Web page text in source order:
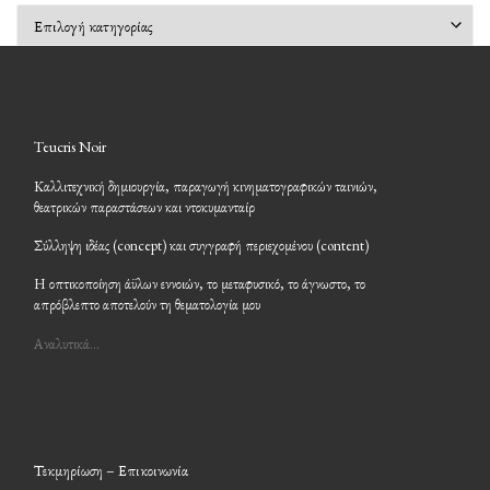
Teucris Noir
Καλλιτεχνική δημιουργία, παραγωγή κινηματογραφικών ταινιών,
θεατρικών παραστάσεων και ντοκυμανταίρ
Σύλληψη ιδέας (concept) και συγγραφή περιεχομένου (content)
Η οπτικοποίηση άϋλων εννοιών, το μεταφυσικό, το άγνωστο, το
απρόβλεπτο αποτελούν τη θεματολογία μου
Αναλυτικά…
Τεκμηρίωση – Επικοινωνία